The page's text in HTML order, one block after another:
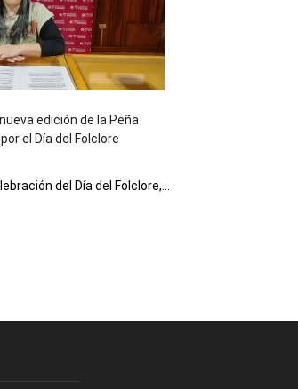
90
años
con
un
Conversatorio
Escritores
Locales
edición de la Peña
el Día del Folclore
del Día del Folclore,...